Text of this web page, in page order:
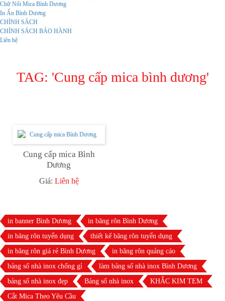
Chữ Nổi Mica Bình Dương
In Ấn Bình Dương
CHÍNH SÁCH
CHÍNH SÁCH BẢO HÀNH
Liên hệ
TAG: 'Cung cấp mica bình dương'
Cung cấp mica Bình
Dương
Giá: Liên hệ
in banner Bình Dương
in băng rôn Bình Dương
in băng rôn tuyển dụng
thiết kế băng rôn tuyển dụng
in băng rôn giá rẻ Bình Dương
in băng rôn quảng cáo
bảng số nhà inox chống gỉ
làm bảng số nhà inox Bình Dương
bảng số nhà inox đẹp
Bảng số nhà inox
KHẮC KIM TEM
Cắt Mica Theo Yêu Cầu